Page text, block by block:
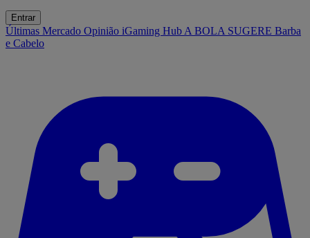
Entrar
Últimas Mercado Opinião iGaming Hub A BOLA SUGERE Barba
e Cabelo